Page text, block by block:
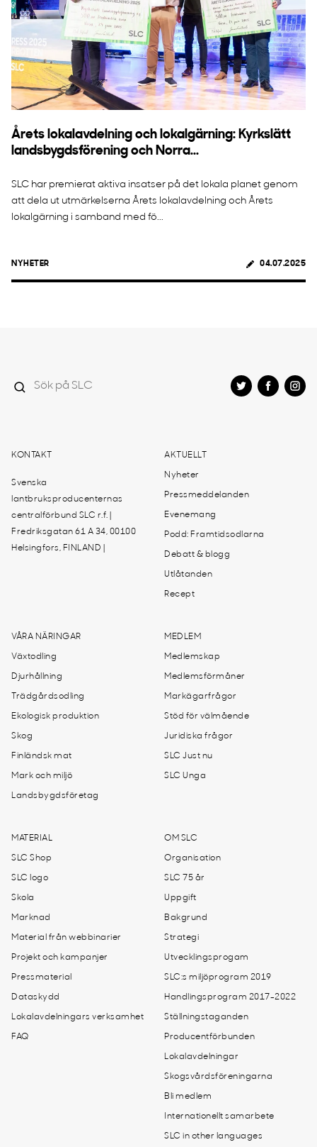
Årets lokalavdelning och lokalgärning: Kyrkslätt
landsbygdsförening och Norra...
SLC har premierat aktiva insatser på det lokala planet genom
att dela ut utmärkelserna Årets lokalavdelning och Årets
lokalgärning i samband med fö...
NYHETER 04.07.2025
KONTAKT
Svenska
lantbruksproducenternas
centralförbund SLC r.f. |
Fredriksgatan 61 A 34, 00100
Helsingfors, FINLAND |
AKTUELLT
Nyheter
Pressmeddelanden
Evenemang
Podd: Framtidsodlarna
Debatt & blogg
Utlåtanden
Recept
VÅRA NÄRINGAR
Växtodling
Djurhållning
Trädgårdsodling
Ekologisk produktion
Skog
Finländsk mat
Mark och miljö
Landsbygdsföretag
MEDLEM
Medlemskap
Medlemsförmåner
Markägarfrågor
Stöd för välmående
Juridiska frågor
SLC Just nu
SLC Unga
MATERIAL
SLC Shop
SLC logo
Skola
Marknad
Material från webbinarier
Projekt och kampanjer
Pressmaterial
Dataskydd
Lokalavdelningars verksamhet
FAQ
OM SLC
Organisation
SLC 75 år
Uppgift
Bakgrund
Strategi
Utvecklingsprogam
SLC:s miljöprogram 2019
Handlingsprogram 2017-2022
Ställningstaganden
Producentförbunden
Lokalavdelningar
Skogsvårdsföreningarna
Bli medlem
Internationellt samarbete
SLC in other languages